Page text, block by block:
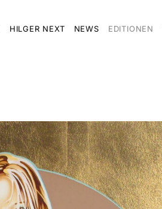
HILGER NEXT NEWS EDITIONEN